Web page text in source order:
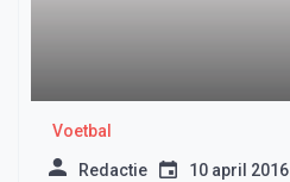
Voetbal
Redactie 10 april 2016